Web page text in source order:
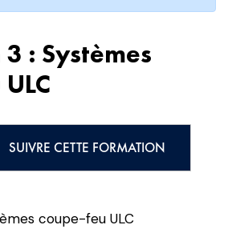
: Systèmes
SUIVRE CETTE FORMATION
coupe-feu ULC